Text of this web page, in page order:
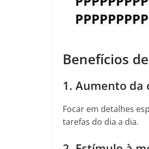
Benefícios
1. Aumento da
Focar em detalhes
tarefas do dia a dia.